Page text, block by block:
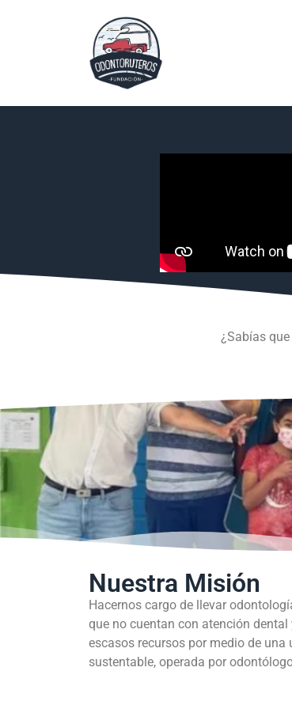
¿Sabías que
Nuestra Misión
Hacernos cargo de llevar
que no cuentan con atención
escasos recursos por medio de
sustentable, operada por